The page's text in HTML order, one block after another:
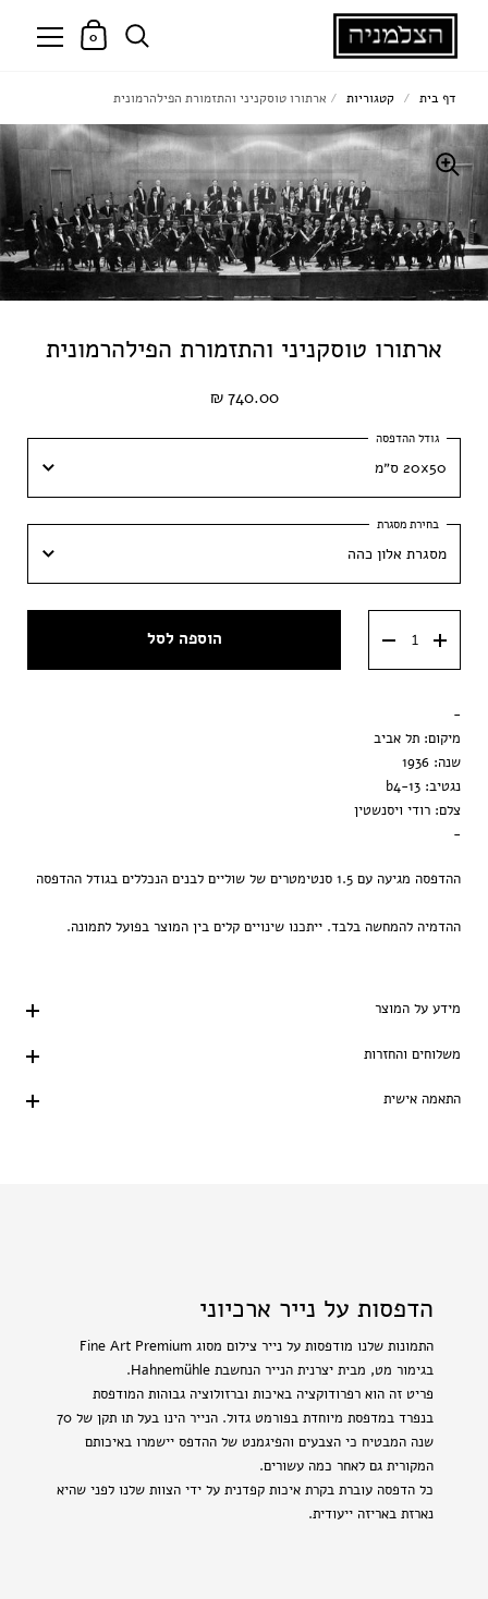
0
ארתורו טוסקניני והתזמורת הפילהרמונית
740.00 ₪
20x50 ס״מ
20x50 ס״מ
35x85 ס״מ
מסגרת אלון כהה
מסגרת אלון בהיר
דיבונד (אלומיניום כפול וגב)
דיבונד בציפוי זכוכית אקרילית
הוספה לסל
-
מיקום: תל אביב
שנה: 1936
נגטיב: b4-13
צלם: רודי ויסנשטין
-
ההדפסה מגיעה עם 1.5 סנטימטרים של שוליים לבנים הנכללים בגודל ההדפסה
ההדמיה להמחשה בלבד. ייתכנו שינויים קלים בין המוצר בפועל לתמונה.
מידע על המוצר
משלוחים והחזרות
התאמה אישית
דף בית / קטגוריות / ארתורו טוסקניני והתזמורת הפילהרמונית
הדפסות על נייר ארכיוני
התמונות שלנו מודפסות על נייר צילום מסוג Fine Art Premium
בגימור מט, מבית יצרנית הנייר הנחשבת Hahnemühle.
פריט זה הוא רפרודוקציה באיכות וברזולוציה גבוהות המודפסת
בנפרד במדפסת מיוחדת בפורמט גדול. הנייר הינו בעל תו תקן של 70
שנה המבטיח כי הצבעים והפיגמנט של ההדפס יישמרו באיכותם
המקורית גם לאחר כמה עשורים.
כל הדפסה עוברת בקרת איכות קפדנית על ידי הצוות שלנו לפני שהיא
נארזת באריזה ייעודית.